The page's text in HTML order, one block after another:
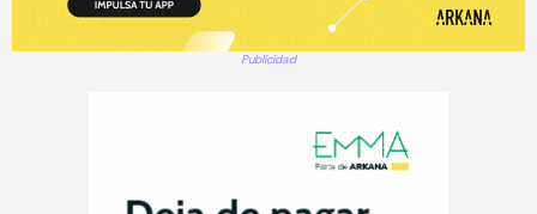
Publicidad